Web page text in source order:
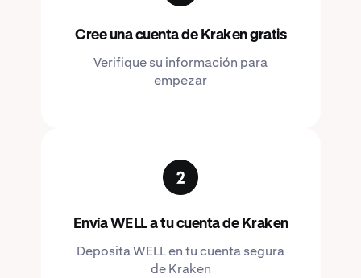
Cree una cuenta de Kraken gratis
Verifique su información para
empezar
Envía WELL a tu cuenta de Kraken
Deposita WELL en tu cuenta segura
de Kraken